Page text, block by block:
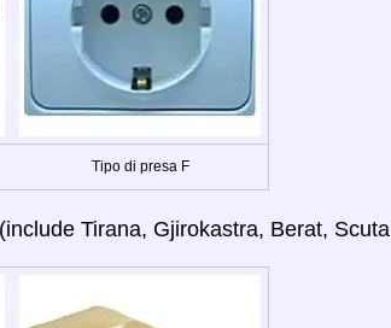
Tipo di presa F
Tirana, Gjirokastra, Berat,